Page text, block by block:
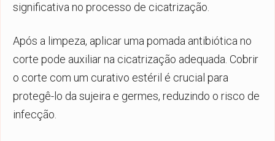
significativa no processo de cicatrização.
Após a limpeza, aplicar uma pomada antibiótica no
corte pode auxiliar na cicatrização adequada. Cobrir
o corte com um curativo estéril é crucial para
protegê-lo da sujeira e germes, reduzindo o risco de
infecção.